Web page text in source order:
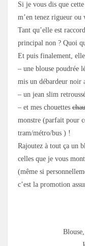
Si je vous dis que
m’en tenez rigueur ou
Tant qu’elle est
principal non ? Quoi
Et puis finalement,
– une blouse poudrée
mis un débardeur noir
– un jean slim
– et mes chouettes
monstre (parfait pour
tram/métro/bus ) !
Rajoutez à tout ça un
celles que je vous
(même si
c’est la promotion